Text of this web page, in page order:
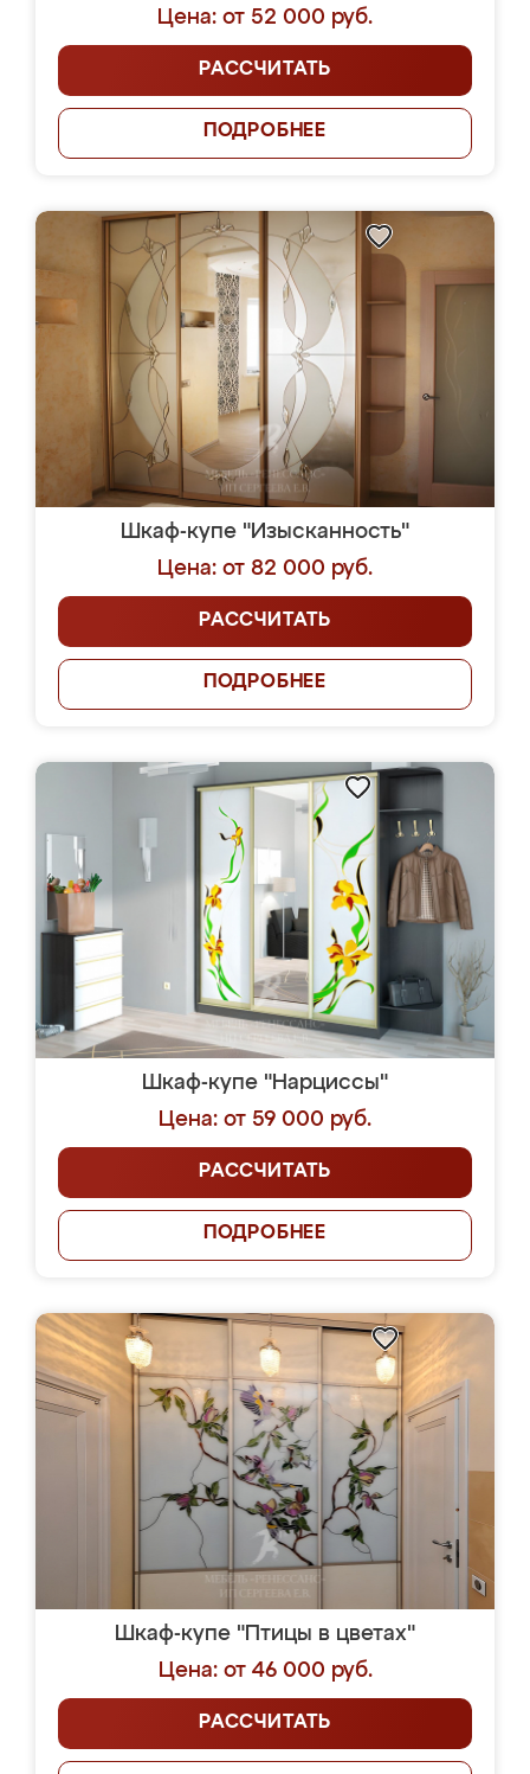
Цена: от 52 000 руб.
РАССЧИТАТЬ
ПОДРОБНЕЕ
Шкаф-купе "Изысканность"
Цена: от 82 000 руб.
РАССЧИТАТЬ
ПОДРОБНЕЕ
Шкаф-купе "Нарциссы"
Цена: от 59 000 руб.
РАССЧИТАТЬ
ПОДРОБНЕЕ
Шкаф-купе "Птицы в цветах"
Цена: от 46 000 руб.
РАССЧИТАТЬ